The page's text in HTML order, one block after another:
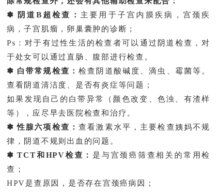
✽ 阴道B超检查： 主要用于子宫内膜疾病，宫颈疾
病，子宫肌瘤，卵巢囊肿的诊断；
Ps：对于有过性生活的检查者可以通过阴道检查，对
于处女可以通过直肠、腹部进行检查。
✽ 白带常规检查：检查阴道酸碱度、滴虫、霉菌等。
查看阴道清洁度、是否有炎症等问题；
如果发现自己的白带异常（颜色改变、色浊、有渣样
等），应尽早去医院检查和治疗。
✽ 性腺六项检查：查看激素水平，主要检查姨妈不规
律，阴道不规则出血的问题。
✽ TCT和HPV检查： 是与宫颈癌筛查相关的常用检
查；
HPV是查原因，是否存在宫颈癌病因；